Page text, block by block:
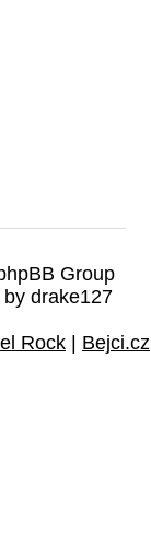
Group
drake127
Rock
Bejci.cz